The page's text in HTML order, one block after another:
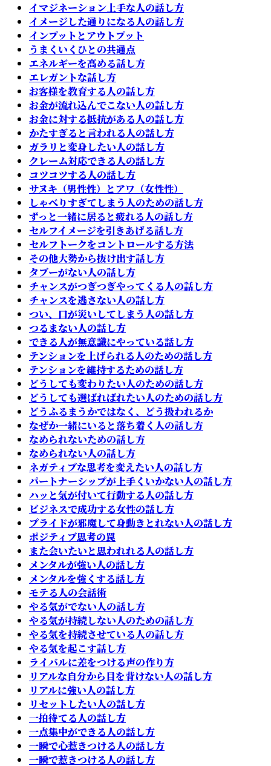
イマジネーション上手な人の話し方
イメージした通りになる人の話し方
インプットとアウトプット
うまくいくひとの共通点
エネルギーを高める話し方
エレガントな話し方
お客様を教育する人の話し方
お金が流れ込んでこない人の話し方
お金に対する抵抗がある人の話し方
かたすぎると言われる人の話し方
ガラリと変身したい人の話し方
クレーム対応できる人の話し方
コツコツする人の話し方
サヌキ（男性性）とアワ（女性性）
しゃべりすぎてしまう人のための話し方
ずっと一緒に居ると疲れる人の話し方
セルフイメージを引きあげる話し方
セルフトークをコントロールする方法
その他大勢から抜け出す話し方
タブーがない人の話し方
チャンスがつぎつぎやってくる人の話し方
チャンスを逃さない人の話し方
つい、口が災いしてしまう人の話し方
つるまない人の話し方
できる人が無意識にやっている話し方
テンションを上げられる人のための話し方
テンションを維持するための話し方
どうしても変わりたい人のための話し方
どうしても選ばればれたい人のための話し方
どうふるまうかではなく、どう扱われるか
なぜか一緒にいると落ち着く人の話し方
なめられないための話し方
なめられない人の話し方
ネガティブな思考を変えたい人の話し方
パートナーシップが上手くいかない人の話し方
ハッと気が付いて行動する人の話し方
ビジネスで成功する女性の話し方
プライドが邪魔して身動きとれない人の話し方
ポジティブ思考の罠
また会いたいと思われれる人の話し方
メンタルが強い人の話し方
メンタルを強くする話し方
モテる人の会話術
やる気がでない人の話し方
やる気が持続しない人のための話し方
やる気を持続させている人の話し方
やる気を起こす話し方
ライバルに差をつける声の作り方
リアルな自分から目を背けない人の話し方
リアルに強い人の話し方
リセットしたい人の話し方
一拍待てる人の話し方
一点集中ができる人の話し方
一瞬で心惹きつける人の話し方
一瞬で惹きつける人の話し方